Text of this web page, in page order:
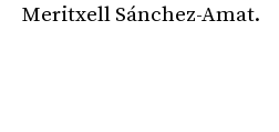
Meritxell Sánchez-Amat.